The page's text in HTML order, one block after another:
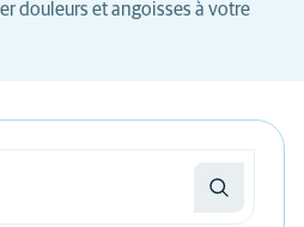
douleurs et angoisses à votre